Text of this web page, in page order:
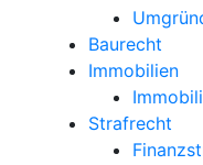
Baurecht
Immobilien
Strafrecht